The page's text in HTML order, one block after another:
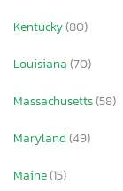
Kentucky(80)
Louisiana(70)
Massachusetts(58)
Maryland(49)
Maine(15)